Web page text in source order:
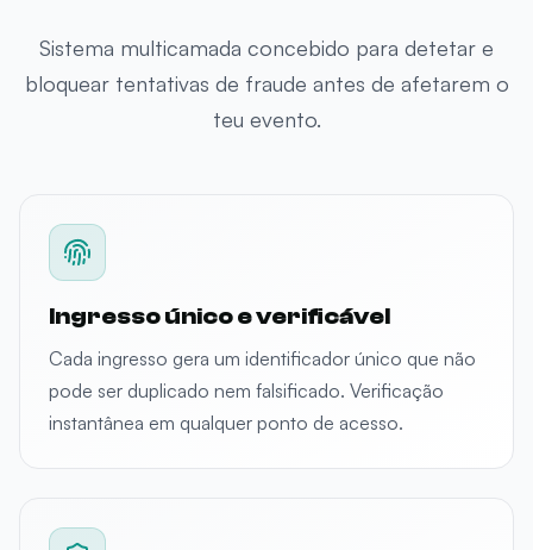
Sistema multicamada concebido para detetar e
bloquear tentativas de fraude antes de afetarem o
teu evento.
Ingresso único e verificável
Cada ingresso gera um identificador único que não
pode ser duplicado nem falsificado. Verificação
instantânea em qualquer ponto de acesso.